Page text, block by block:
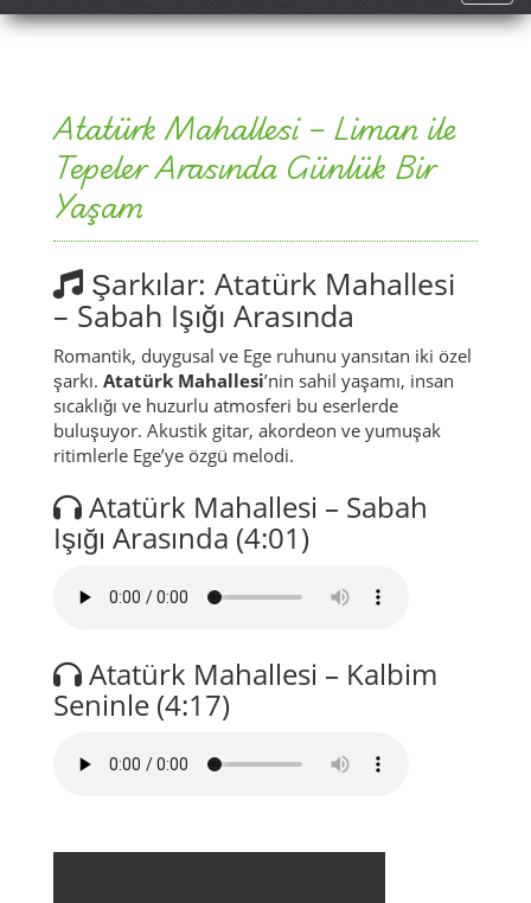
Atatürk Mahallesi – Liman ile
Tepeler Arasında Günlük Bir
Yaşam
Şarkılar: Atatürk Mahallesi
– Sabah Işığı Arasında
Romantik, duygusal ve Ege ruhunu yansıtan iki özel
şarkı. Atatürk Mahallesi’nin sahil yaşamı, insan
sıcaklığı ve huzurlu atmosferi bu eserlerde
buluşuyor. Akustik gitar, akordeon ve yumuşak
ritimlerle Ege’ye özgü melodi.
Atatürk Mahallesi – Sabah
Işığı Arasında (4:01)
Atatürk Mahallesi – Kalbim
Seninle (4:17)